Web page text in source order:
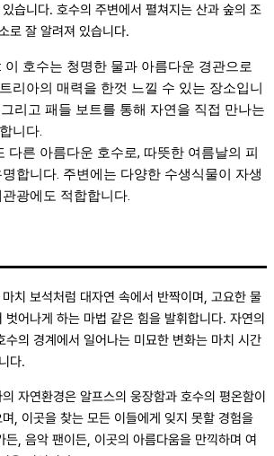
습니다. 호수의 주변에서 펼쳐지는 산과 숲의 조
로 잘 알려져 있습니다.
: 이 호수는 청명한 물과 아름다운 경관으로
리아의 매력을 한껏 느낄 수 있는 장소입니
리고 패들 보트를 통해 자연을 직접 만나는
니다.
다른 아름다운 호수로, 따뜻한 여름날의 피
합니다. 주변에는 다양한 수생식물이 자생
광에도 적합합니다.
치 보석처럼 대자연 속에서 반짝이며, 고요한 물
어나게 하는 마법 같은 힘을 발휘합니다. 자연의
수의 경계에서 일어나는 미묘한 변화는 마치 시간
다.
자연환경은 알프스의 웅장함과 호수의 평온함이
, 이곳을 찾는 모든 이들에게 잊지 못할 경험을
든, 음악 팬이든, 이곳의 아름다움을 만끽하며 여